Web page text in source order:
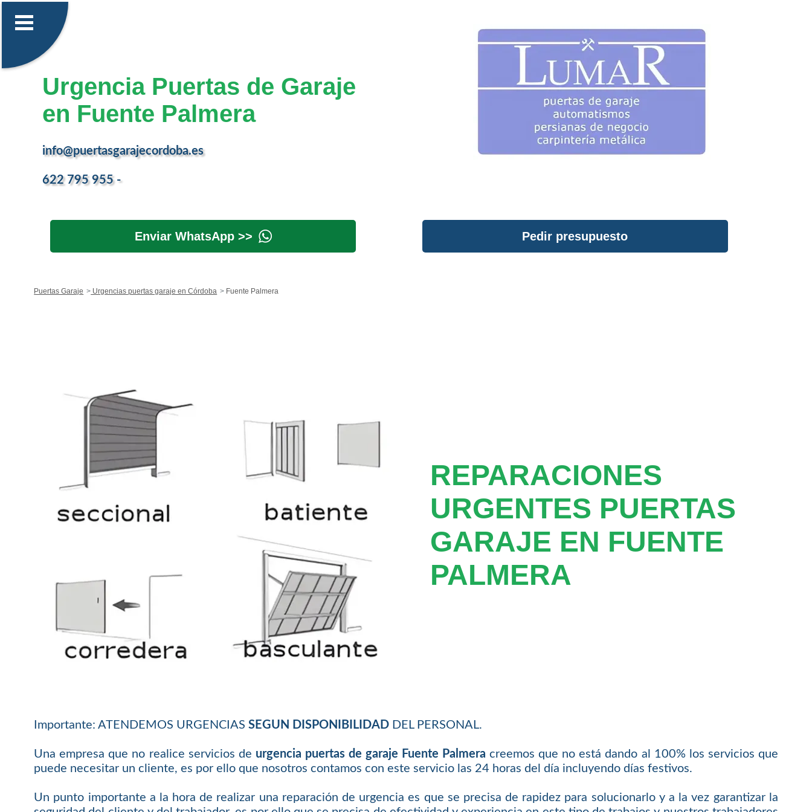
Urgencia Puertas de Garaje
en Fuente Palmera
info@puertasgarajecordoba.es
622 795 955 -
Enviar WhatsApp >> Pedir presupuesto
Puertas Garaje Urgencias puertas garaje en Córdoba Fuente Palmera
REPARACIONES
URGENTES PUERTAS
GARAJE EN FUENTE
PALMERA
Importante: ATENDEMOS URGENCIASSEGUN DISPONIBILIDAD DEL PERSONAL.
Una empresa que no realice servicios de urgencia puertas de garaje Fuente Palmera creemos que no está dando al 100% los servicios que
puede necesitar un cliente, es por ello que nosotros contamos con este servicio las 24 horas del día incluyendo días festivos.
Un punto importante a la hora de realizar una reparación de urgencia es que se precisa de rapidez para solucionarlo y a la vez garantizar la